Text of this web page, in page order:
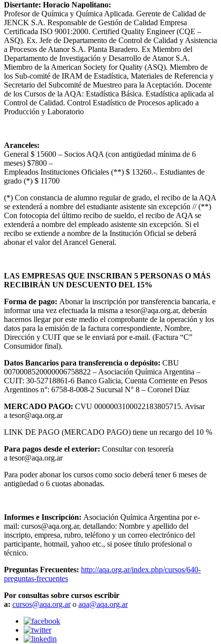
Disertante: Horacio Napolitano:
Profesor de Química y Química Aplicada. Gerente de Calidad de
JENCK S.A. Responsable de Gestión de Calidad Empresa
Certificada ISO 9001:2000. Certified Quality Engineer (CQE –
ASQ). Ex. Jefe de Departamento de Control de Calidad y Asistencia
a Procesos de Atanor S.A. Planta Baradero. Ex Miembro del
Departamento de Investigación y Desarrollo de Atanor S.A.
Miembro de la American Society for Quality (ASQ). Miembro de
los Sub-comité de IRAM de Estadística, Materiales de Referencia y
Secretario del Subcomité de Muestreo para la Aceptación. Docente
de los Cursos de la AQA: Estadística Básica. Estadística aplicada al
Control de Calidad. Control Estadístico de Procesos aplicado a
Producción y Laboratorio
Aranceles:
General $ 15600 – Socios AQA (con antigüedad mínima de 6
meses) $7800 –
Empleados Instituciones Oficiales (**) $ 13260.-. Estudiantes de
grado (*) $ 11700
(*) Con constancia de alumno regular de grado, el recibo de la AQA
se extenderá a nombre del estudiante asistente sin excepción // (**)
Con fotocopia del último recibo de sueldo, el recibo de AQA se
extenderá a nombre del empleado asistente sin excepción. Si el
recibo se extiende a nombre de la Institución Oficial se deberá
abonar el valor del Arancel General.
LAS EMPRESAS QUE INSCRIBAN 5 PERSONAS O MÁS
RECIBIRÁN UN DESCUENTO DEL 15%
Forma de pago: Abonar la inscripción por transferencia bancaria, e
informar una vez efectuada la misma a tesor@aqa.org.ar, deberán
hacernos llegar por este medio el comprobante de la operación y los
datos para la emisión de la factura correspondiente, Nombre,
Dirección y CUIT que se le enviará por e-mail. (Factura “C”
Consumidor final).
Datos Bancarios para transferencia o depósito: CBU
0070008520000006758822 – Asociación Química Argentina –
CUIT: 30-52718861-6 Banco Galicia, Cuenta Corriente en Pesos
Argentinos n°: 6758-8-008-2 Sucursal N° 8 – Coronel Díaz
MERCADO PAGO: CVU 0000003100022183805715. Avisar
a tesor@aqa.org.ar
LINK DE PAGO (MERCADO PAGO) tiene un recargo del 10 %
Para pagos desde el exterior: Consultar con tesorería
a tesor@aqa.org.ar
Para poder abonar los cursos como socio deberá tener 6 meses de
antigüedad o 6 cuotas abonadas.
Informes e Inscripción: Asociación Química Argentina por e-
mail: cursos@aqa.org.ar, detallando: Nombre y apellido del
inscripto, empresa, rubro, teléfono y un correo electrónico del
participante, hotmail, yahoo etc., si posee título profesional o
técnico.
Preguntas Frecuentes: http://aqa.org.ar/index.php/cursos/640-
preguntas-frecuentes
Por consultas sobre cursos escribir
a: cursos@aqa.org.aro aqa@aqa.org.ar